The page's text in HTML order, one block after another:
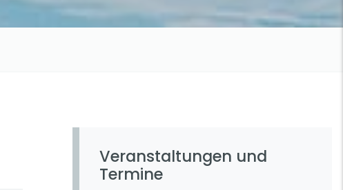
Veranstaltungen und
Termine